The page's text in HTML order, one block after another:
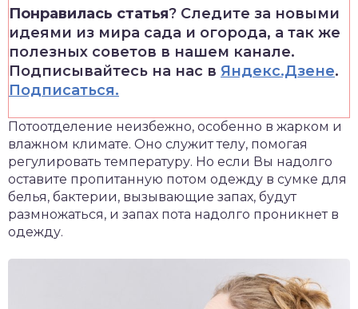
Понравилась статья? Следите за новыми
идеями из мира сада и огорода, а так же
полезных советов в нашем канале.
Подписывайтесь на нас в Яндекс.Дзене.
Подписаться.
Потоотделение неизбежно, особенно в жарком и
влажном климате. Оно служит телу, помогая
регулировать температуру. Но если Вы надолго
оставите пропитанную потом одежду в сумке для
белья, бактерии, вызывающие запах, будут
размножаться, и запах пота надолго проникнет в
одежду.